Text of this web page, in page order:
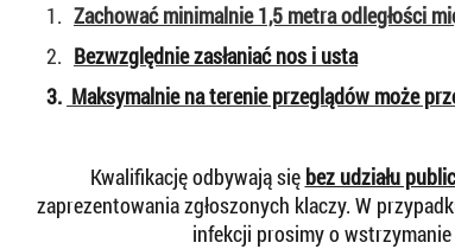
1. Zachować minimalnie 1,5 metra odległości
2. Bezwzględnie zasłaniać nos i usta
3. Maksymalnie na terenie przeglądów może
Kwalifikację odbywają się bez udziału
zaprezentowania zgłoszonych klaczy. W
infekcji prosimy o